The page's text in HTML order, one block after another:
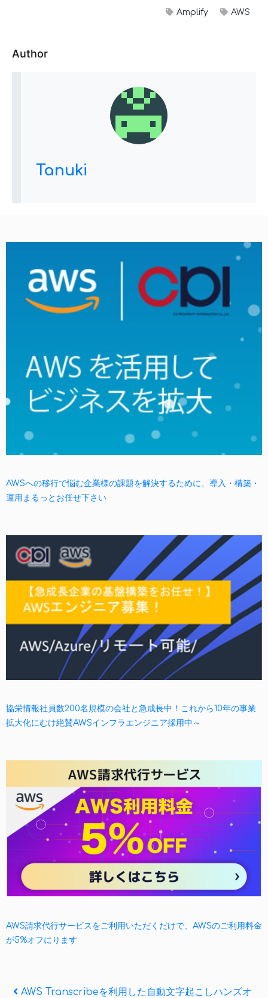
AWSへの移行で悩む企業様の課題を解決するために、導入・構築・
運用まるっとお任せ下さい
協栄情報社員数200名規模の会社と急成長中！これから10年の事業
拡大化にむけ絶賛AWSインフラエンジニア採用中～
AWS請求代行サービスをご利用いただくだけで、AWSのご利用料金
が5%オフにります
Amplify AWS
Author
Tanuki
Previous
AWS Transcribeを利用した自動文字起こしハンズオ